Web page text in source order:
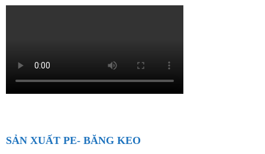
SẢN XUẤT PE- BĂNG KEO